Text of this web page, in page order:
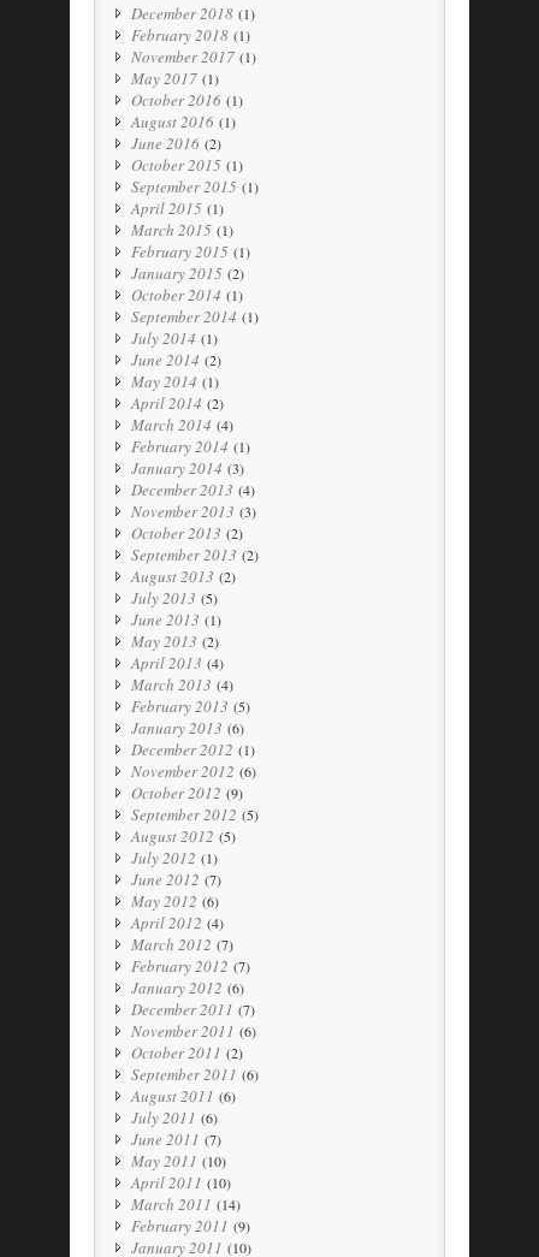
December 2018 (1)
February 2018 (1)
November 2017 (1)
May 2017 (1)
October 2016 (1)
August 2016 (1)
June 2016 (2)
October 2015 (1)
September 2015 (1)
April 2015 (1)
March 2015 (1)
February 2015 (1)
January 2015 (2)
October 2014 (1)
September 2014 (1)
July 2014 (1)
June 2014 (2)
May 2014 (1)
April 2014 (2)
March 2014 (4)
February 2014 (1)
January 2014 (3)
December 2013 (4)
November 2013 (3)
October 2013 (2)
September 2013 (2)
August 2013 (2)
July 2013 (5)
June 2013 (1)
May 2013 (2)
April 2013 (4)
March 2013 (4)
February 2013 (5)
January 2013 (6)
December 2012 (1)
November 2012 (6)
October 2012 (9)
September 2012 (5)
August 2012 (5)
July 2012 (1)
June 2012 (7)
May 2012 (6)
April 2012 (4)
March 2012 (7)
February 2012 (7)
January 2012 (6)
December 2011 (7)
November 2011 (6)
October 2011 (2)
September 2011 (6)
August 2011 (6)
July 2011 (6)
June 2011 (7)
May 2011 (10)
April 2011 (10)
March 2011 (14)
February 2011 (9)
January 2011 (10)